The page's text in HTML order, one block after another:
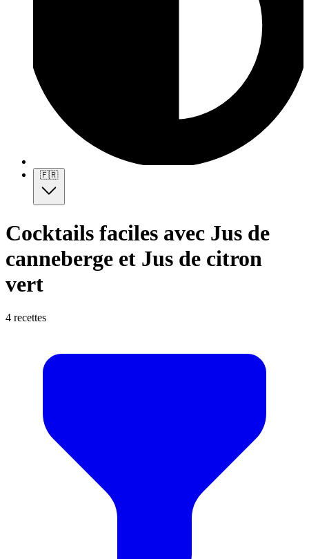
🇫🇷
Cocktails faciles avec Jus de
canneberge et Jus de citron
vert
4 recettes